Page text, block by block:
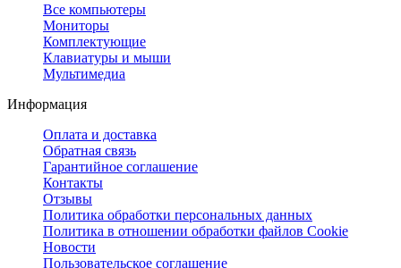
Все компьютеры
Мониторы
Комплектующие
Клавиатуры и мыши
Мультимедиа
Информация
Оплата и доставка
Обратная связь
Гарантийное соглашение
Контакты
Отзывы
Политика обработки персональных данных
Политика в отношении обработки файлов Cookie
Новости
Пользовательское соглашение